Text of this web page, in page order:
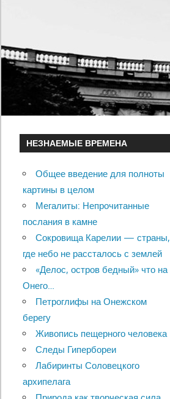
НЕЗНАЕМЫЕ ВРЕМЕНА
Общее введение для полноты
картины в целом
Мегалиты: Непрочитанные
послания в камне
Сокровища Карелии — страны,
где небо не рассталось с землей
«Делос, остров бедный» что на
Онего…
Петроглифы на Онежском
берегу
Живопись пещерного человека
Следы Гипербореи
Лабиринты Соловецкого
архипелага